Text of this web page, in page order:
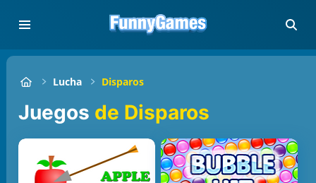
Lucha Disparos
Juegos de Disparos